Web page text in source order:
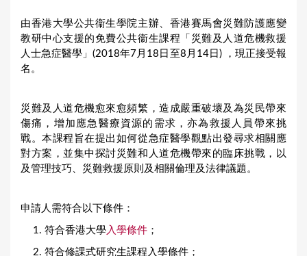
由香港大學公共衞生學院主辦、香港賽馬會災難防護應變
教研中心支援的免費公共衞生課程「災難及人道危機救援
人士急症醫學」(2018年7月18日至8月14日) ，現正接受報
名。
災難及人道危機愈來愈頻繁，造成嚴重破壞及為災民帶來
傷痛，增加應急醫療資源的需求，亦為救援人員帶來挑
戰。本課程旨在提出如何從急症醫學觀點出發尋求相關應
對方案，並集中探討災難和人道危機帶來的臨床挑戰，以
及管理技巧、災難救援原則及相關倫理及法律議題。
申請人需符合以下條件：
符合香港大學入學條件 ；
符合修課式研究生課程入學條件；